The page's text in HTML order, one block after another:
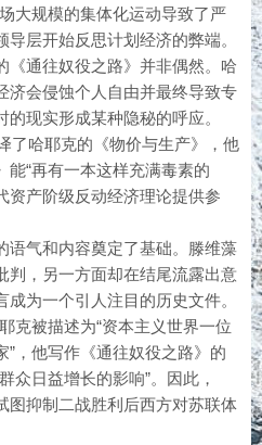
大规模的集体化运动导致了严
层开始反思计划经济的弊端。
《通往奴役之路》并非偶然。哈
济会侵蚀个人自由并最终导致专
现实形成某种隐秘的呼应。
了哈耶克的《物价与生产》，他
“再有一本这样充满毒素的
资产阶级反动经济理论提供参
语气和内容奠定了基础。滕维藻
判，另一方面却在结尾流露出意
为一个引人注目的历史文件。
克被描述为“资本主义世界一位
”，他写作《通往奴役之路》的
众日益增长的影响”。因此，
图抑制二战胜利后西方对苏联体